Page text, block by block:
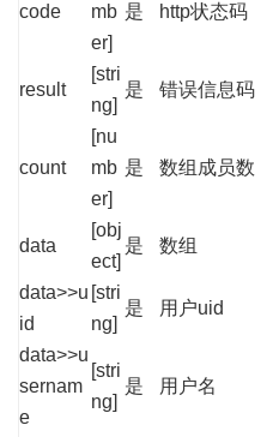
code
mb
er]
是 http状态码
result
[stri
ng]
是 错误信息码
count
[nu
mb
er]
是 数组成员数
data
[obj
ect]
是 数组
data>>u
id
[stri
ng]
是 用户uid
data>>u
sernam
e
[stri
ng]
是 用户名